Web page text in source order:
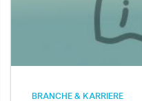
BRANCHE & KARRIERE